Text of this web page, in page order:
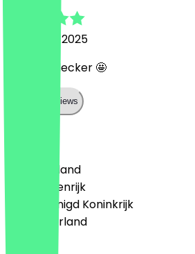
3 oktober 2025
War sehr lecker 🤩
Show all reviews
🇩🇪 Duitsland
🇦🇹 Oostenrijk
🇬🇧 Verenigd Koninkrijk
🇳🇱 Nederland